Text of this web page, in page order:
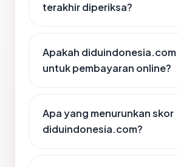
terakhir diperiksa?
Apakah diduindonesia.com
untuk pembayaran online?
Apa yang menurunkan skor
diduindonesia.com?